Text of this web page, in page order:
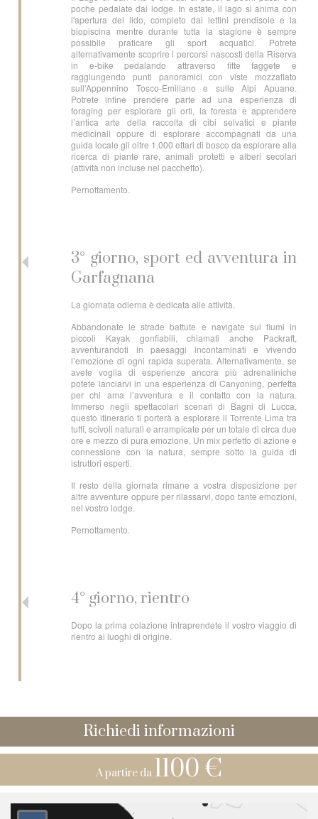
poche pedalate dai lodge. In estate, il lago si anima con
l'apertura del lido, completo dai lettini prendisole e la
biopiscina mentre durante tutta la stagione è sempre
possibile praticare gli sport acquatici. Potrete
alternativamente scoprire i percorsi nascosti della Riserva
in e-bike pedalando attraverso fitte faggete e
raggiungendo punti panoramici con viste mozzafiato
sull'Appennino Tosco-Emiliano e sulle Alpi Apuane.
Potrete infine prendere parte ad una esperienza di
foraging per esplorare gli orti, la foresta e apprendere
l’antica arte della raccolta di cibi selvatici e piante
medicinali oppure di esplorare accompagnati da una
guida locale gli oltre 1.000 ettari di bosco da esplorare alla
ricerca di piante rare, animali protetti e alberi secolari
(attività non incluse nel pacchetto).
Pernottamento.
3° giorno, sport ed avventura in
Garfagnana
La giornata odierna è dedicata alle attività.
Abbandonate le strade battute e navigate sui fiumi in
piccoli Kayak gonfiabili, chiamati anche Packraft,
avventurandoti in paesaggi incontaminati e vivendo
l’emozione di ogni rapida superata. Alternativamente, se
avete voglia di esperienze ancora più adrenaliniche
potete lanciarvi in una esperienza di Canyoning, perfetta
per chi ama l’avventura e il contatto con la natura.
Immerso negli spettacolari scenari di Bagni di Lucca,
questo itinerario ti porterà a esplorare il Torrente Lima tra
tuffi, scivoli naturali e arrampicate per un totale di circa due
ore e mezzo di pura emozione. Un mix perfetto di azione e
connessione con la natura, sempre sotto la guida di
istruttori esperti.
Il resto della giornata rimane a vostra disposizione per
altre avventure oppure per rilassarvi, dopo tante emozioni,
nel vostro lodge.
Pernottamento.
4° giorno, rientro
Dopo la prima colazione intraprendete il vostro viaggio di
rientro ai luoghi di origine.
Richiedi informazioni
A partire da 1100 €